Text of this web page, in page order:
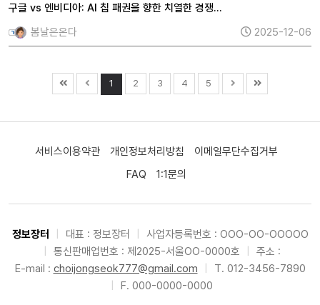
구글 vs 엔비디아: AI 칩 패권을 향한 치열한 경쟁…
봄날은온다
2025-12-06
1 2 3 4 5
서비스이용약관 개인정보처리방침
이메일무단수집거부
FAQ
1:1문의
정보장터 대표 : 정보장터
사업자등록번호 : OOO-OO-OOOOO
통신판매업번호 : 제2025-서울OO-0000호
주소 :
E-mail : choijongseok777@gmail.com
T. 012-3456-7890
F. 000-0000-0000